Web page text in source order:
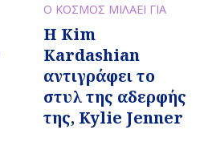
Ο ΚΟΣΜΟΣ ΜΙΛΑΕΙ ΓΙΑ
Η Kim
Kardashian
αντιγράφει το
στυλ της αδερφής
της, Kylie Jenner